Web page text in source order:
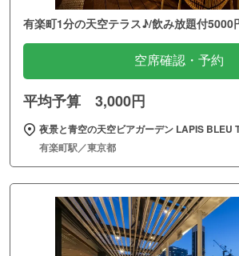
有楽町1分の天空テラス♪/飲み放題付5000
空席確認・予約
平均予算 3,000円
夜景と青空の天空ビアガーデン LAPIS BLEU
有楽町駅／東京都